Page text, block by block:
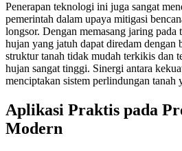
Penerapan teknologi ini juga sangat
pemerintah dalam upaya mitigasi
longsor. Dengan memasang jaring
hujan yang jatuh dapat diredam dengan
struktur tanah tidak mudah terkikis dan
hujan sangat tinggi. Sinergi antara
menciptakan sistem perlindungan tanah
Aplikasi Praktis pada
Modern